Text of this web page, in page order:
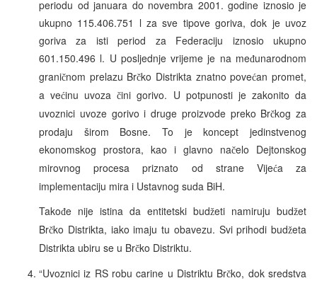
periodu od januara do novembra 2001. godine iznosio je
ukupno 115.406.751 l za sve tipove goriva, dok je uvoz
goriva za isti period za Federaciju iznosio ukupno
601.150.496 l. U posljednje vrijeme je na međunarodnom
graničnom prelazu Brčko Distrikta znatno povećan promet,
a većinu uvozačini gorivo. U potpunosti je zakonito da
uvoznici uvoze gorivo i druge proizvode preko Brčkog za
prodaju širom Bosne. To je koncept jedinstvenog
ekonomskog prostora, kao i glavno načelo Dejtonskog
mirovnog procesa priznato od strane Vijeća za
implementaciju mira i Ustavnog suda BiH.
Takođe nije istina da entitetski budžeti namiruju budžet
Brčko Distrikta, iako imaju tu obavezu. Svi prihodi budžeta
Distrikta ubiru se u Brčko Distriktu.
“Uvoznici iz RS robu carine u Distriktu Brčko, dok sredstva